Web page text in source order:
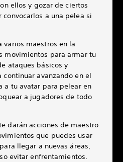
ellos y gozar de ciertos
a una pelea si
varios maestros en la
movimientos para armar tu
ataques básicos y
continuar avanzando en el
a tu avatar para pelear en
a jugadores de todo
darán acciones de maestro
que puedes usar
llegar a nuevas áreas,
evitar enfrentamientos.